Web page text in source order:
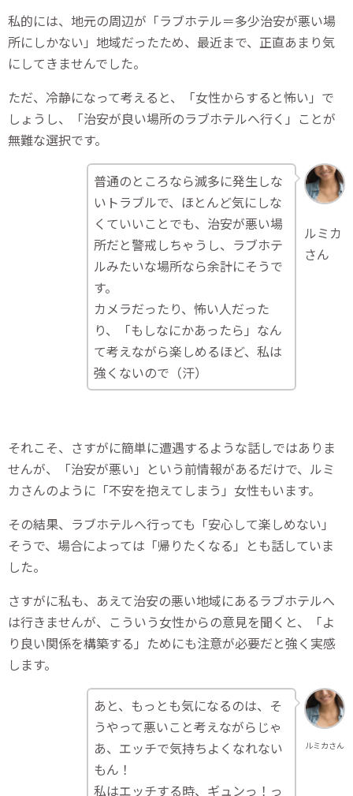
私的には、地元の周辺が「ラブホテル＝多少治安が悪い場
所にしかない」地域だったため、最近まで、正直あまり気
にしてきませんでした。
ただ、冷静になって考えると、「女性からすると怖い」で
しょうし、「治安が良い場所のラブホテルへ行く」ことが
無難な選択です。
ルミカ
さん
普通のところなら滅多に発生しな
いトラブルで、ほとんど気にしな
くていいことでも、治安が悪い場
所だと警戒しちゃうし、ラブホテ
ルみたいな場所なら余計にそうで
す。
カメラだったり、怖い人だった
り、「もしなにかあったら」なん
て考えながら楽しめるほど、私は
強くないので（汗）
それこそ、さすがに簡単に遭遇するような話しではありま
せんが、「治安が悪い」という前情報があるだけで、ルミ
カさんのように「不安を抱えてしまう」女性もいます。
その結果、ラブホテルへ行っても「安心して楽しめない」
そうで、場合によっては「帰りたくなる」とも話していま
した。
さすがに私も、あえて治安の悪い地域にあるラブホテルへ
は行きませんが、こういう女性からの意見を聞くと、「よ
り良い関係を構築する」ためにも注意が必要だと強く実感
します。
ルミカさん
あと、もっとも気になるのは、そ
うやって悪いこと考えながらじゃ
あ、エッチで気持ちよくなれない
もん！
私はエッチする時、ギュンっ！っ